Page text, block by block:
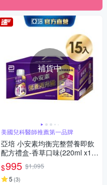
補貨中
美國兒科醫師推薦第一品牌
亞培 小安素均衡完整營養即飲
配方禮盒-香草口味(220ml x15
入)
$995 $1,095
5 (3)